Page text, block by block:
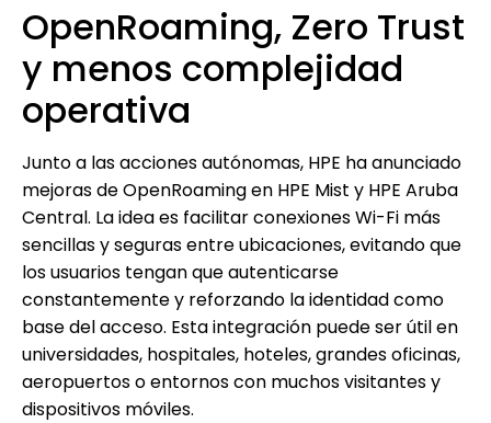
OpenRoaming, Zero Trust
y menos complejidad
operativa
Junto a las acciones autónomas, HPE ha anunciado
mejoras de OpenRoaming en HPE Mist y HPE Aruba
Central. La idea es facilitar conexiones Wi-Fi más
sencillas y seguras entre ubicaciones, evitando que
los usuarios tengan que autenticarse
constantemente y reforzando la identidad como
base del acceso. Esta integración puede ser útil en
universidades, hospitales, hoteles, grandes oficinas,
aeropuertos o entornos con muchos visitantes y
dispositivos móviles.